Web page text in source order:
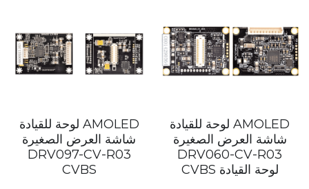
لوحة للقيادة AMOLED
شاشة العرض الصغيرة
DRV097-CV-R03
CVBS
لوحة للقيادة AMOLED
شاشة العرض الصغيرة
DRV060-CV-R03
CVBS لوحة القيادة